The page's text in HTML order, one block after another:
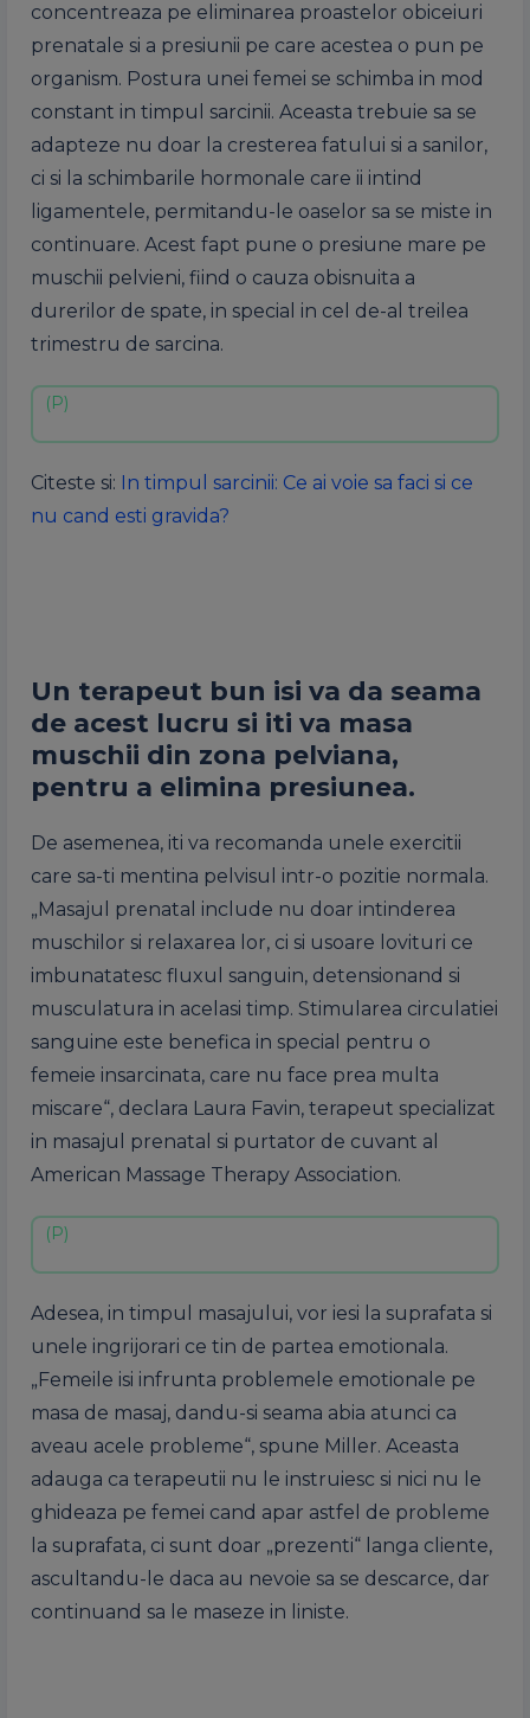
concentreaza pe eliminarea proastelor obiceiuri
prenatale si a presiunii pe care acestea o pun pe
organism. Postura unei femei se schimba in mod
constant in timpul sarcinii. Aceasta trebuie sa se
adapteze nu doar la cresterea fatului si a sanilor,
ci si la schimbarile hormonale care ii intind
ligamentele, permitandu-le oaselor sa se miste in
continuare. Acest fapt pune o presiune mare pe
muschii pelvieni, fiind o cauza obisnuita a
durerilor de spate, in special in cel de-al treilea
trimestru de sarcina.
Citeste si: In timpul sarcinii: Ce ai voie sa faci si ce
nu cand esti gravida?
Un terapeut bun isi va da seama
de acest lucru si iti va masa
muschii din zona pelviana,
pentru a elimina presiunea.
De asemenea, iti va recomanda unele exercitii
care sa-ti mentina pelvisul intr-o pozitie normala.
„Masajul prenatal include nu doar intinderea
muschilor si relaxarea lor, ci si usoare lovituri ce
imbunatatesc fluxul sanguin, detensionand si
musculatura in acelasi timp. Stimularea circulatiei
sanguine este benefica in special pentru o
femeie insarcinata, care nu face prea multa
miscare“, declara Laura Favin, terapeut specializat
in masajul prenatal si purtator de cuvant al
American Massage Therapy Association.
Adesea, in timpul masajului, vor iesi la suprafata si
unele ingrijorari ce tin de partea emotionala.
„Femeile isi infrunta problemele emotionale pe
masa de masaj, dandu-si seama abia atunci ca
aveau acele probleme“, spune Miller. Aceasta
adauga ca terapeutii nu le instruiesc si nici nu le
ghideaza pe femei cand apar astfel de probleme
la suprafata, ci sunt doar „prezenti“ langa cliente,
ascultandu-le daca au nevoie sa se descarce, dar
continuand sa le maseze in liniste.